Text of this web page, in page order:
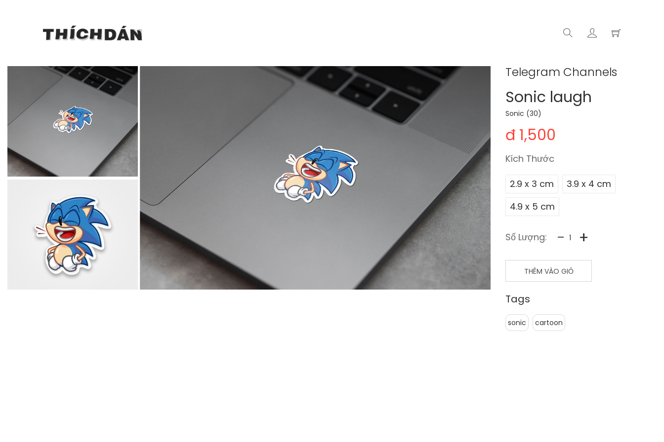
Telegram Channels
Sonic laugh
Sonic (30)
đ 1,500
Kích Thước
2.9 x 3 cm
3.9 x 4 cm
4.9 x 5 cm
Số Lượng: - +
THÊM VÀO GIỎ
Tags
sonic cartoon